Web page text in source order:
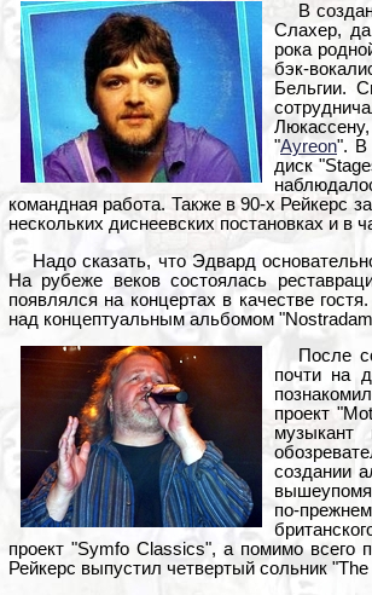
В
Слахер,
рока
бэк-
Бельгии.
"Ayreon". В
диск
командная работа. Также в 90-х Рейкерс
нескольких диснеевских постановках и в
Надо сказать, что Эдвард
На рубеже веков состоялась
появлялся на концертах в качестве
над концептуальным альбомом
После
почти на
проект
создании
по-
проект "Symfo Classics", а помимо всего
Рейкерс выпустил четвертый сольник